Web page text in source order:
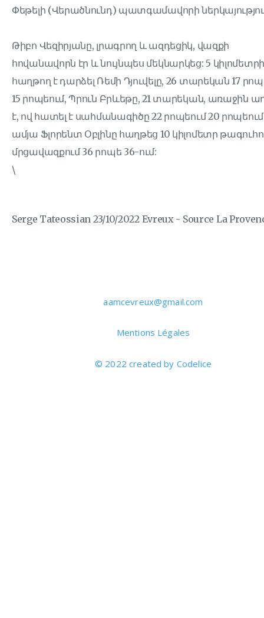
Փեթելի (Վերածնունդ) պատգամավորի
Թիբո Վեզիրյանը, լրագրող և ազդեցիկ, վազքի
հովանավորն էր և նույնպես մեկնարկեց: 5 կիլոմետրի
հաղթող է դարձել Ռեմի Դյուվելը, 26 տարեկան 17
15 րոպեում, Պրուն Բրևեթը, 21 տարեկան, առաջին
է, ով հատել է սահմանագիծը 22 րոպեում 20
ամյա Ֆլորենտ Օբլինը հաղթեց 10 կիլոմետր
մրցավազքում 36 րոպե 36-ում:
\
S erge Tateossian 23/10/2022 Evreux - Source La
aamcevreux@gmail.com
Mentions Légales
© 2022 created by Codelice